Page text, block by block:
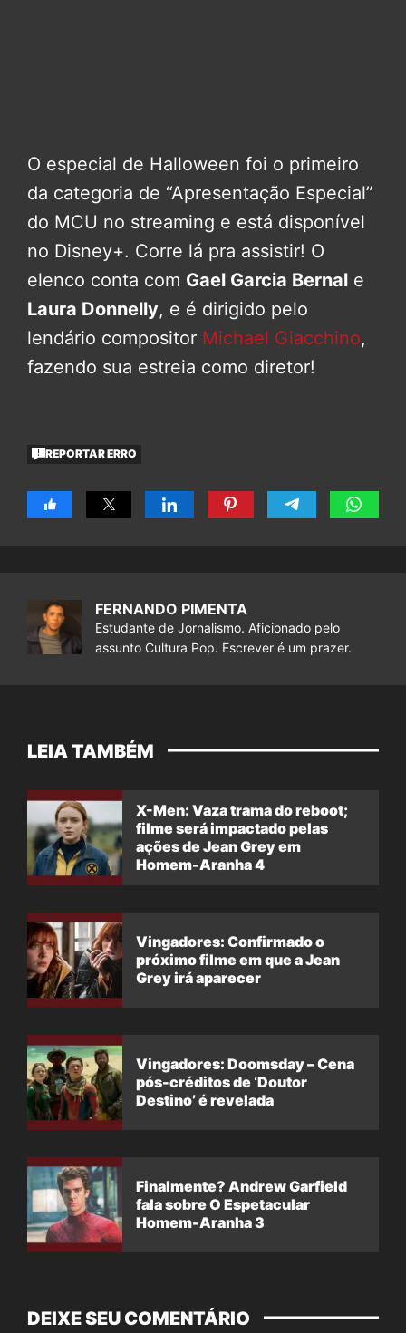
O especial de Halloween foi o primeiro
da categoria de “Apresentação Especial”
do MCU no streaming e está disponível
no Disney+. Corre lá pra assistir! O
elenco conta com Gael Garcia Bernal e
Laura Donnelly, e é dirigido pelo
lendário compositor Michael Giacchino,
fazendo sua estreia como diretor!
REPORTAR ERRO
FERNANDO PIMENTA
Estudante de Jornalismo. Aficionado pelo
assunto Cultura Pop. Escrever é um prazer.
LEIA TAMBÉM
X-Men: Vaza trama do reboot;
filme será impactado pelas
ações de Jean Grey em
Homem-Aranha 4
Vingadores: Confirmado o
próximo filme em que a Jean
Grey irá aparecer
Vingadores: Doomsday – Cena
pós-créditos de ‘Doutor
Destino’ é revelada
Finalmente? Andrew Garfield
fala sobre O Espetacular
Homem-Aranha 3
DEIXE SEU COMENTÁRIO